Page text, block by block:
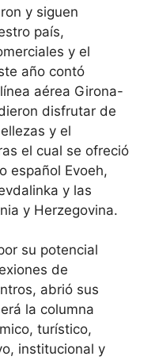
y siguen
país,
y el
año contó
aérea Girona-
disfrutar de
y el
el cual se ofreció
español Evoeh,
y las
y Herzegovina.
su potencial
de
abrió sus
la columna
turístico,
institucional y